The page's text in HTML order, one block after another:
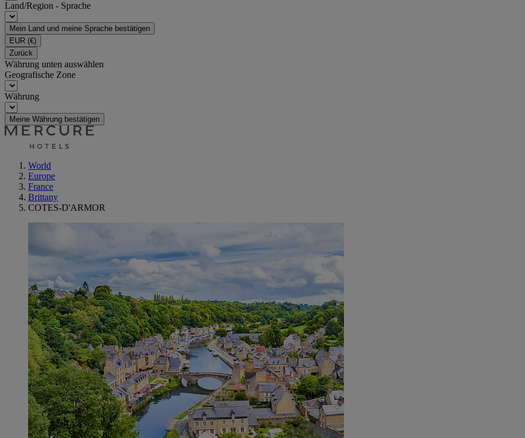
Land/Region - Sprache
Mein Land und meine Sprache bestätigen
EUR (€)
Zurück
Währung unten auswählen
Geografische Zone
Währung
Meine Währung bestätigen
World
Europe
France
Brittany
COTES-D'ARMOR